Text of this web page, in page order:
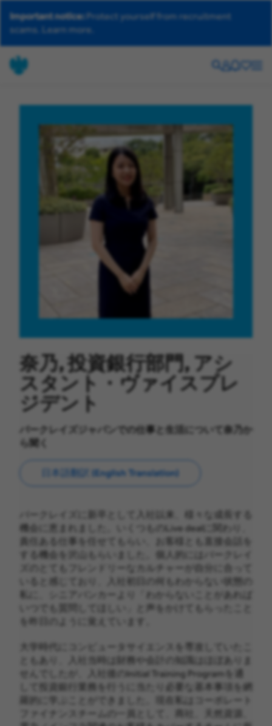
Important notice:Protect yourself from recruitment
scams.
Learn more.
Search
Your
Helpdesk
Saved
奈乃, 投資銀行部門, アシ
スタント・ヴァイスプレ
ジデント
バークレイズジャパンでの仕事と生活について奈乃か
ら聞く
日本語翻訳 (English Translation)
バークレイズに新卒として入社以来、様々な成長する
機会に恵まれました。いくつものLive dealに関わり、
責任ある仕事を任せてもらい、お客様とも直接会話を
する機会を沢山もらいました。個人的にはバークレイ
ズのとてもフレンドリーなカルチャーが自分に合って
私に、シニアバンカーより「わからないことがあれば
いつでも質問してほしい」と声をかけてもらったこと
ともあり、入社当時は財務や会計の知識はほぼありま
せんでしたが、入社後のInitial Training Programを通
して投資銀行業務を行うに当たり必要な基本事項を網
羅的に学ぶことができました。現在私はコーポレート